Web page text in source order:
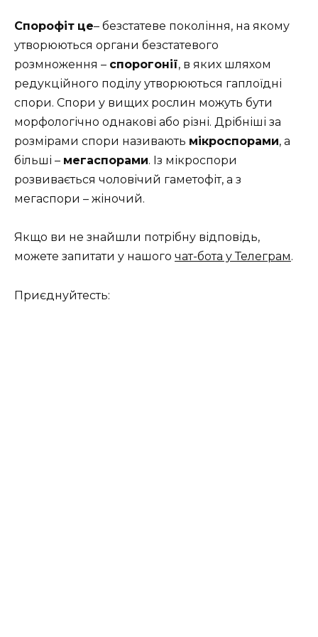
Спорофіт це– безстатеве покоління, на якому
утворюються органи безстатевого
розмноження – спорогонії, в яких шляхом
редукційного поділу утворюються гаплоїдні
спори. Спори у вищих рослин можуть бути
морфологічно однакові або різні. Дрібніші за
розмірами спори називають мікроспорами, а
більші – мегаспорами. Із мікроспори
розвивається чоловічий гаметофіт, а з
мегаспори – жіночий.
Якщо ви не знайшли потрібну відповідь,
можете запитати у нашого чат-бота у Телеграм.
Приєднуйтесть: